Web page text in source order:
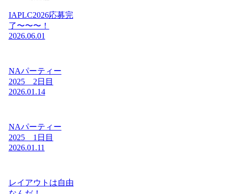
IAPLC2026応募完
了〜〜〜！
2026.06.01
NAパーティー
2025 2日目
2026.01.14
NAパーティー
2025 1日目
2026.01.11
レイアウトは自由